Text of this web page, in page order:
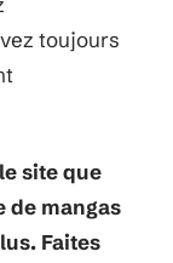
toujours
site que
de mangas
Faites